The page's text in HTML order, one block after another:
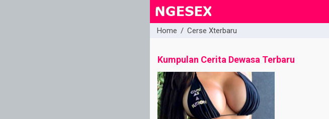
Home / Cerse Xterbaru
Kumpulan Cerita Dewasa Terbaru